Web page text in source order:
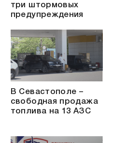
три штормовых
предупреждения
В Севастополе –
свободная продажа
топлива на 13 АЗС